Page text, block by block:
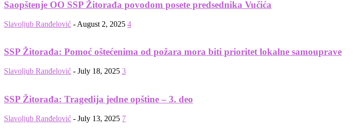
Saopštenje OO SSP Žitorađa povodom posete predsednika Vučića
Slavoljub Ranđelović - August 2, 2025 4
SSP Žitorađa: Pomoć oštećenima od požara mora biti prioritet lokalne samouprave
Slavoljub Ranđelović - July 18, 2025 3
SSP Žitorađa: Tragedija jedne opštine – 3. deo
Slavoljub Ranđelović - July 13, 2025 7